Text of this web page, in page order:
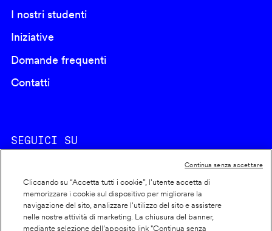
I nostri studenti
Iniziative
Domande frequenti
Contatti
SEGUICI SU
Cookie policy
Cliccando su “Accetta tutti i cookie”, l'utente accetta di
memorizzare i cookie sul dispositivo per migliorare la
navigazione del sito, analizzare l'utilizzo del sito e assistere
nelle nostre attività di marketing. La chiusura del banner,
mediante selezione dell’apposito link "Continua senza
Continua senza accettare